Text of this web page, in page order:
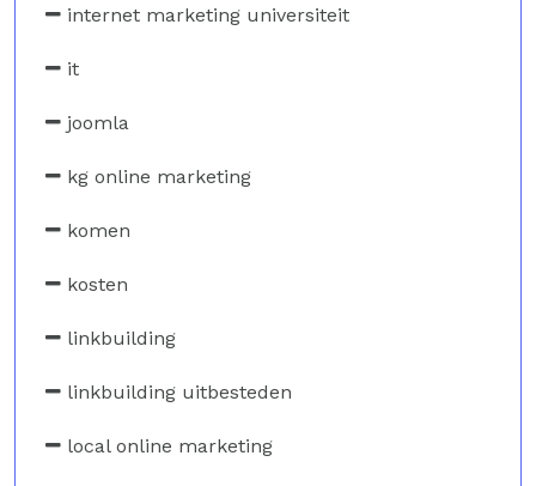
internet marketing universiteit
it
joomla
kg online marketing
komen
kosten
linkbuilding
linkbuilding uitbesteden
local online marketing